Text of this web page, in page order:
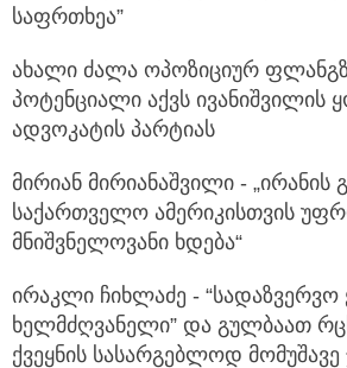
საფრთხეა”
ახალი ძალა ოპოზიციურ
პოტენციალი აქვს ივანიშვილის
ადვოკატის პარტიას
მირიან მირიანაშვილი - „ირანის
საქართველო ამერიკისთვის
მნიშვნელოვანი ხდება“
ირაკლი ჩიხლაძე - “სადაზვერვო
ხელმძღვანელი” და გულბაათ
ქვეყნის სასარგებლოდ მომუშავე